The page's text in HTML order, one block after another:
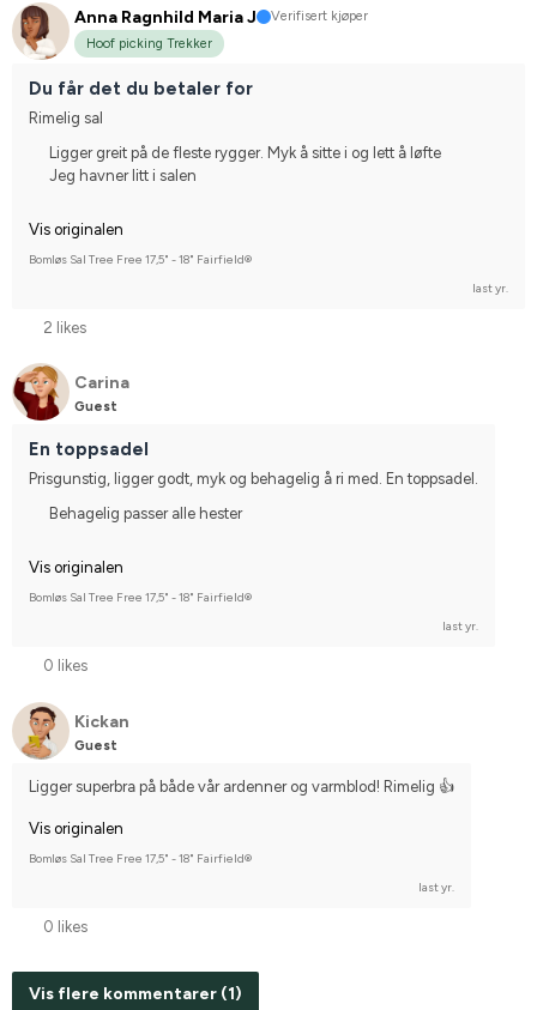
Anna Ragnhild Maria J
Verifisert kjøper
Hoof picking Trekker
Du får det du betaler for
Rimelig sal
Ligger greit på de fleste rygger. Myk å sitte i og lett å løfte
Jeg havner litt i salen
Vis originalen
Bomløs Sal Tree Free 17,5" - 18" Fairfield®
last yr.
2 likes
Carina
Guest
En toppsadel
Prisgunstig, ligger godt, myk og behagelig å ri med. En toppsadel.
Behagelig passer alle hester
Vis originalen
Bomløs Sal Tree Free 17,5" - 18" Fairfield®
last yr.
0 likes
Kickan
Guest
Ligger superbra på både vår ardenner og varmblod! Rimelig 👍
Vis originalen
Bomløs Sal Tree Free 17,5" - 18" Fairfield®
last yr.
0 likes
Vis flere kommentarer (1)